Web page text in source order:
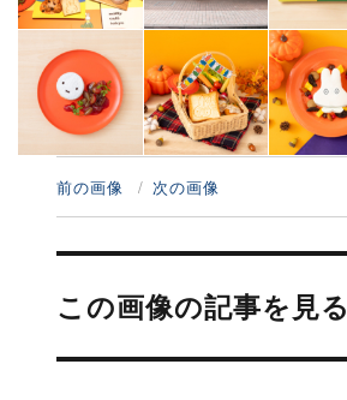
前の画像 次の画像
投
ナ
ビ
ー
この画像の記事を見る